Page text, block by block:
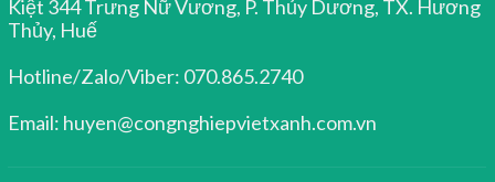
Kiệt 344 Trưng Nữ Vương, P. Thủy Dương, TX. Hương
Thủy, Huế
Hotline/Zalo/Viber: 070.865.2740
Email: huyen@congnghiepvietxanh.com.vn